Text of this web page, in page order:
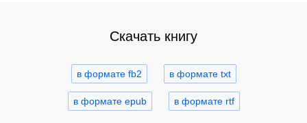
Скачать книгу
в формате fb2 в формате txt
в формате epub в формате rtf